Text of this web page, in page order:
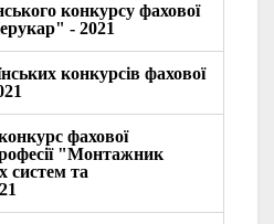
конкурсу фахової
- 2021
конкурсів фахової
фахової
"Монтажник
систем та